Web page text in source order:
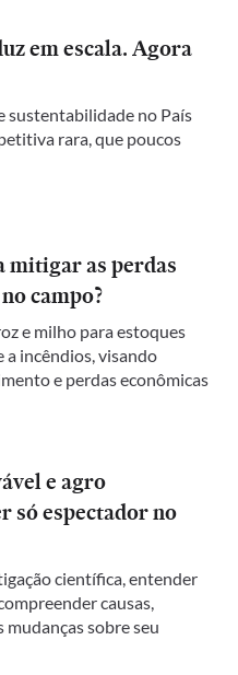
em escala. Agora
no País
rara, que poucos
mitigar as perdas
campo?
e milho para estoques
a incêndios, visando
e perdas econômicas
e agro
só espectador no
científica, entender
causas,
sobre seu